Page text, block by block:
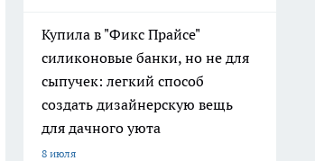
Купила в "Фикс Прайсе"
силиконовые банки, но не для
сыпучек: легкий способ
создать дизайнерскую вещь
для дачного уюта
8 июля